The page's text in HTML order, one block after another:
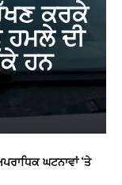
ਕਰਕੇ
ਹਮਲੇ ਦੀ
ਹਨ
ਘਟਨਾਵਾਂ ‘ਤੇ